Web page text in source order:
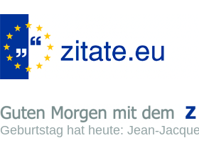
Geburtstag hat heute: Jean-